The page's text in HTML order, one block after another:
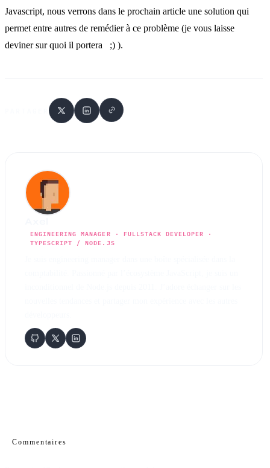
Javascript, nous verrons dans le prochain article une solution qui
permet entre autres de remédier à ce problème (je vous laisse
deviner sur quoi il portera ;) ).
PARTAGER
ENGINEERING MANAGER · FULLSTACK DEVELOPER ·
TYPESCRIPT / NODE.JS
Commentaires